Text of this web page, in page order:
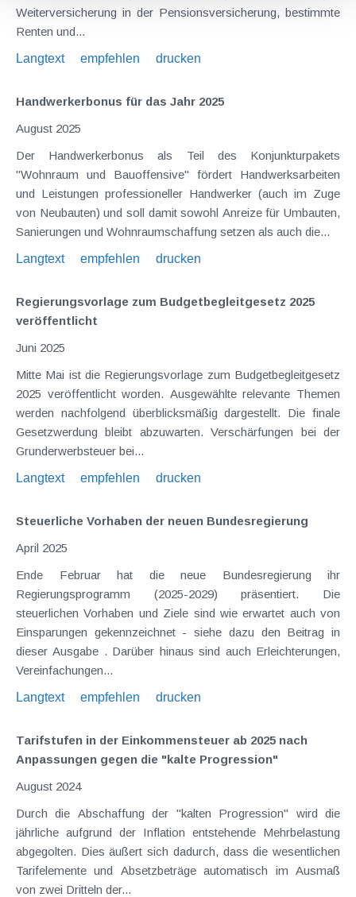
Weiterversicherung in der Pensionsversicherung, bestimmte
Renten und...
Langtext
empfehlen drucken
Handwerkerbonus für das Jahr 2025
August 2025
Der Handwerkerbonus als Teil des Konjunkturpakets
"Wohnraum und Bauoffensive" fördert Handwerksarbeiten
und Leistungen professioneller Handwerker (auch im Zuge
von Neubauten) und soll damit sowohl Anreize für Umbauten,
Sanierungen und Wohnraumschaffung setzen als auch die...
Langtext
empfehlen drucken
Regierungsvorlage zum Budgetbegleitgesetz 2025
veröffentlicht
Juni 2025
Mitte Mai ist die Regierungsvorlage zum Budgetbegleitgesetz
2025 veröffentlicht worden. Ausgewählte relevante Themen
werden nachfolgend überblicksmäßig dargestellt. Die finale
Gesetzwerdung bleibt abzuwarten. Verschärfungen bei der
Grunderwerbsteuer bei...
Langtext
empfehlen drucken
Steuerliche Vorhaben der neuen Bundesregierung
April 2025
Ende Februar hat die neue Bundesregierung ihr
Regierungsprogramm (2025-2029) präsentiert. Die
steuerlichen Vorhaben und Ziele sind wie erwartet auch von
Einsparungen gekennzeichnet - siehe dazu den Beitrag in
dieser Ausgabe . Darüber hinaus sind auch Erleichterungen,
Vereinfachungen...
Langtext
empfehlen drucken
Tarifstufen in der Einkommensteuer ab 2025 nach
Anpassungen gegen die "kalte Progression"
August 2024
Durch die Abschaffung der "kalten Progression" wird die
jährliche aufgrund der Inflation entstehende Mehrbelastung
abgegolten. Dies äußert sich dadurch, dass die wesentlichen
Tarifelemente und Absetzbeträge automatisch im Ausmaß
von zwei Dritteln der...